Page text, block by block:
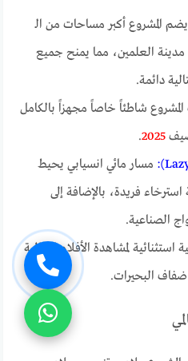
يضم المشروع أكبر مساحات من الـ
مدينة العلمين، مما يمنح جميع
دائمة.
شاطئاً خاصاً مجهزاً بالكامل
صيف2025
.
مسار مائي انسيابي يحيط
استرخاء فريدة، بالإضافة إلى
الصناعية.
استثنائية لمشاهدة الأفلام العالمية
ضفاف البحيرات.